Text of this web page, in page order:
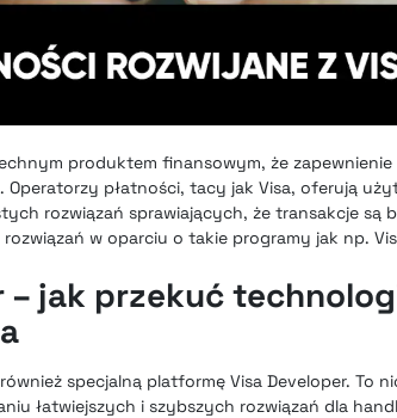
produktem finansowym, że
płatności, tacy jak Visa, oferują
rozwiązań sprawiających, że transakcje są
w oparciu o takie programy jak np.
– jak przekuć
specjalną platformę Visa Developer. To
łatwiejszych i szybszych rozwiązań dla